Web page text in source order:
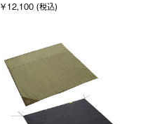
￥12,100 (税込)